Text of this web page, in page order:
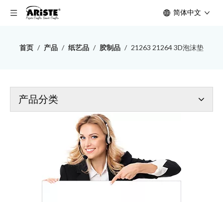
简体中文
首页 / 产品 / 纸艺品 / 胶制品 / 21263 21264 3D泡沫垫
产品分类